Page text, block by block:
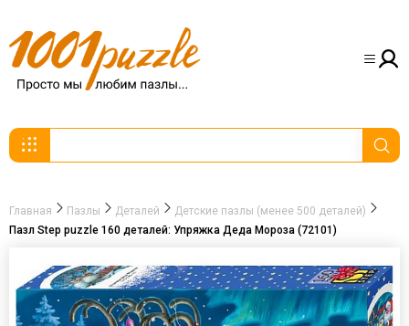
Главная Пазлы Деталей
Детские пазлы (менее 500 деталей)
Пазл Step puzzle 160 деталей: Упряжка Деда Мороза (72101)